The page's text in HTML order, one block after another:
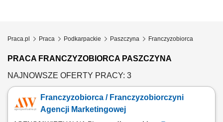
Praca.pl Praca Podkarpackie Paszczyna Franczyzobiorca
PRACA FRANCZYZOBIORCA PASZCZYNA
NAJNOWSZE OFERTY PRACY: 3
Franczyzobiorca / Franczyzobiorczyni
Agencji Marketingowej